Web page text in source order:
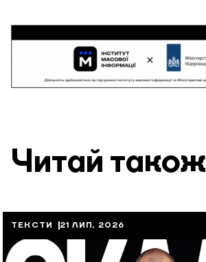
Читай також
ТЕКСТИ 21 ЛИП, 2026